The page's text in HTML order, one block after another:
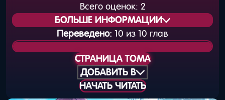
Всего оценок: 2
БОЛЬШЕ ИНФОРМАЦИИ
Статус издания:
Вышел
Общая нумерация:
Дата выхода
25 января 2019 года
Переведено: 10 из 10 глав
СТРАНИЦА ТОМА
ДОБАВИТЬ В
НАЧАТЬ ЧИТАТЬ